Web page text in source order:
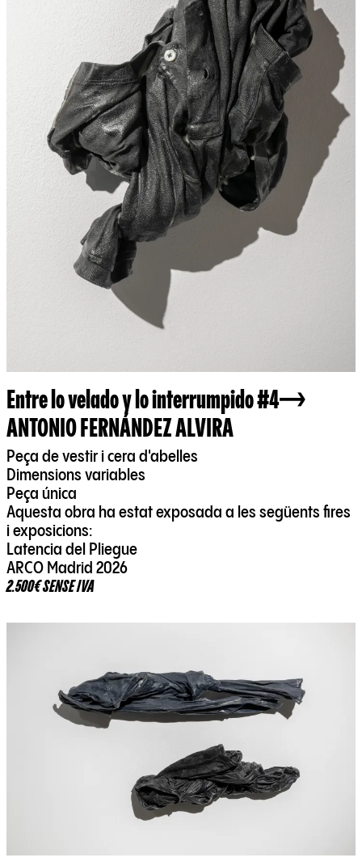
Entre lo velado y lo interrumpido #4
ANTONIO FERNÁNDEZ ALVIRA
Peça de vestir i cera d'abelles
Dimensions variables
Peça única
Aquesta obra ha estat exposada a les següents fires
i exposicions:
Latencia del Pliegue
ARCO Madrid 2026
2.500€ SENSE IVA